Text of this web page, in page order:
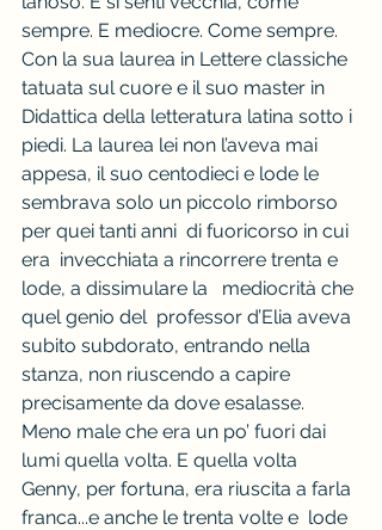
sempre. E mediocre. Come sempre.
Con la sua laurea in Lettere classiche
tatuata sul cuore e il suo master in
Didattica della letteratura latina sotto i
piedi. La laurea lei non l’aveva mai
appesa, il suo centodieci e lode le
sembrava solo un piccolo rimborso
per quei tanti anni  di fuoricorso in cui
era  invecchiata a rincorrere trenta e
lode, a dissimulare la   mediocrità che
quel genio del  professor d’Elia aveva
subito subdorato, entrando nella
stanza, non riuscendo a capire
precisamente da dove esalasse.
Meno male che era un po’ fuori dai
lumi quella volta. E quella volta
Genny, per fortuna, era riuscita a farla
franca...e anche le trenta volte e  lode